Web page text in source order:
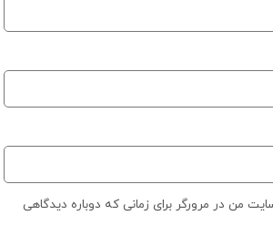
من در مرورگر برای زمانی که دوباره دیدگاهی